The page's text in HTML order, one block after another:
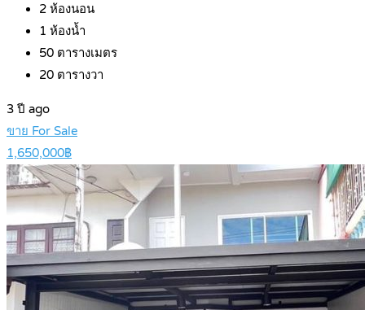
2 ห้องนอน
1 ห้องน้ำ
50 ตารางเมตร
20 ตารางวา
3 ปี ago
ขาย For Sale
1,650,000฿